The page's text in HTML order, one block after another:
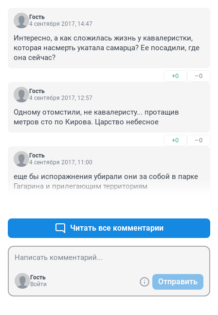
Гость
4 сентября 2017, 14:47
Интересно, а как сложилась жизнь у кавалеристки,
которая насмерть укатала самарца? Ее посадили, где
она сейчас?
+0 –0
Гость
4 сентября 2017, 12:57
Одному отомстили, не кавалеристу... протащив
метров сто по Кирова. Царство небесное
+0 –0
Гость
4 сентября 2017, 11:00
еще бы испоражнения убирали они за собой в парке
Гагарина и прилегающим территориям
Читать все комментарии
Гость
Войти
Отправить